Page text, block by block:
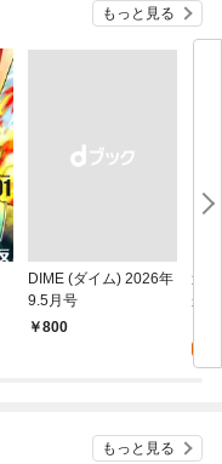
もっと見る
DIME (ダイム) 2026年
9.5月号
￥800
追
か
れ
（
もっと見る